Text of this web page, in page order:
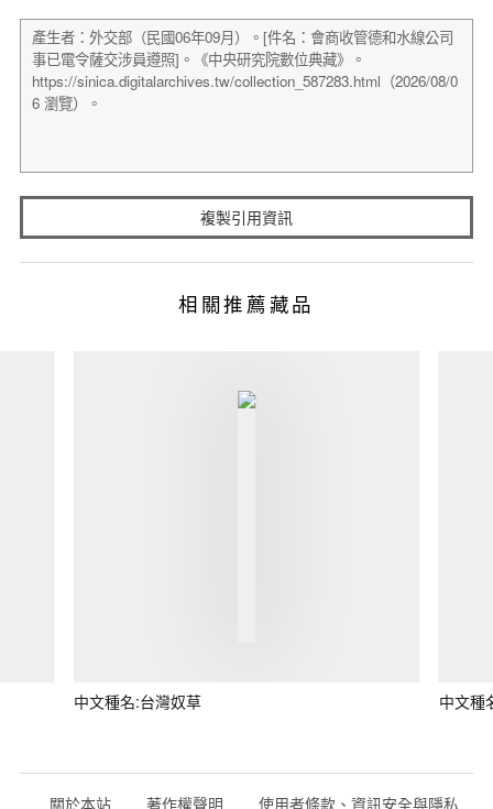
複製引用資訊
相關推薦藏品
中文種名:台灣奴草 中文種
關於本站 著作權聲明 使用者條款、資訊安全與隱私